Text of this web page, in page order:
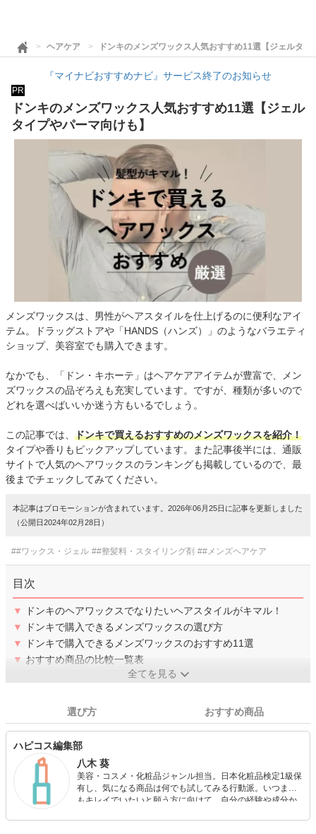
ヘアケア ドンキのメンズワックス人気おすすめ11選【ジェルタイ
『マイナビおすすめナビ』サービス終了のお知らせ
PR
ドンキのメンズワックス人気おすすめ11選【ジェル
タイプやパーマ向けも】
メンズワックスは、男性がヘアスタイルを仕上げるのに便利なアイ
テム。ドラッグストアや「HANDS（ハンズ）」のようなバラエティ
ショップ、美容室でも購入できます。
なかでも、「ドン・キホーテ」はヘアケアアイテムが豊富で、メン
ズワックスの品ぞろえも充実しています。ですが、種類が多いので
どれを選べばいいか迷う方もいるでしょう。
この記事では、 ドンキで買えるおすすめのメンズワックスを紹介！
タイプや香りもピックアップしています。また記事後半には、通販
サイトで人気のヘアワックスのランキングも掲載しているので、最
後までチェックしてみてください。
本記事はプロモーションが含まれています。2026年06月25日に記事を更新しました
（公開日2024年02月28日）
##ワックス・ジェル ##整髪料・スタイリング剤 ##メンズヘアケア
目次
▼
ドンキのヘアワックスでなりたいヘアスタイルがキマル！
▼
ドンキで購入できるメンズワックスの選び方
▼
ドンキで購入できるメンズワックスのおすすめ11選
▼ おすすめ商品の比較一覧表
全てを見る
選び方 おすすめ商品
ハピコス編集部
八木 葵
美容・コスメ・化粧品ジャンル担当。日本化粧品検定1級保
有し、気になる商品は何でも試してみる行動派。いつまで
もキレイでいたいと願う方に向けて、自分の経験や成分か